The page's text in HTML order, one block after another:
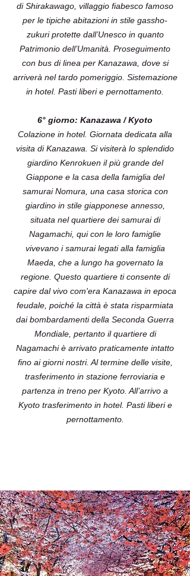
di Shirakawago, villaggio fiabesco famoso
per le tipiche abitazioni in stile gassho-
zukuri protette dall’Unesco in quanto
Patrimonio dell’Umanità. Proseguimento
con bus di linea per Kanazawa, dove si
arriverà nel tardo pomeriggio. Sistemazione
in hotel. Pasti liberi e pernottamento.
6° giorno: Kanazawa / Kyoto
Colazione in hotel. Giornata dedicata alla
visita di Kanazawa. Si visiterà lo splendido
giardino Kenrokuen il più grande del
Giappone e la casa della famiglia del
samurai Nomura, una casa storica con
giardino in stile giapponese annesso,
situata nel quartiere dei samurai di
Nagamachi, qui con le loro famiglie
vivevano i samurai legati alla famiglia
Maeda, che a lungo ha governato la
regione. Questo quartiere ti consente di
capire dal vivo com'era Kanazawa in epoca
feudale, poiché la città è stata risparmiata
dai bombardamenti della Seconda Guerra
Mondiale, pertanto il quartiere di
Nagamachi è arrivato praticamente intatto
fino ai giorni nostri. Al termine delle visite,
trasferimento in stazione ferroviaria e
partenza in treno per Kyoto. All’arrivo a
Kyoto trasferimento in hotel. Pasti liberi e
pernottamento.